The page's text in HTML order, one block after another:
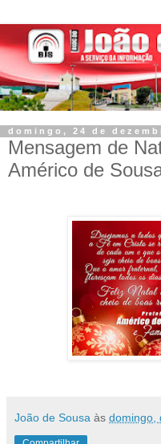
domingo, 24 de
Mensagem de
Américo de
João de Sousa às domingo,